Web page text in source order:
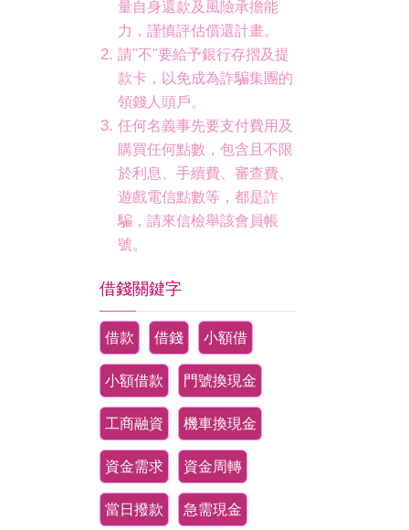
量自身還款及風險承擔能
力，謹慎評估償還計畫。
請"不"要給予銀行存摺及提
款卡，以免成為詐騙集團的
領錢人頭戶。
任何名義事先要支付費用及
購買任何點數，包含且不限
於利息、手續費、審查費、
遊戲電信點數等，都是詐
騙，請來信檢舉該會員帳
號。
借錢關鍵字
借款 借錢 小額借
小額借款 門號換現金
工商融資 機車換現金
資金需求 資金周轉
當日撥款 急需現金